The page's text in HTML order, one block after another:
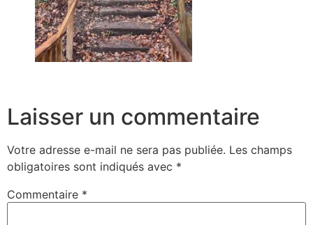
Laisser un commentaire
Votre adresse e-mail ne sera pas publiée. Les champs
obligatoires sont indiqués avec *
Commentaire *